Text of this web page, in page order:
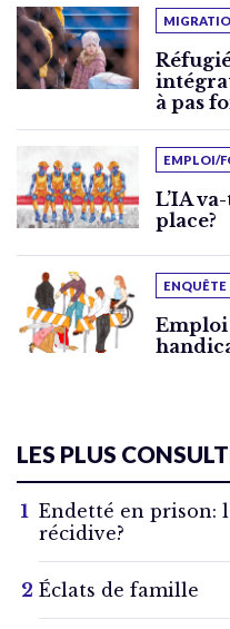
à pas
EMPLOI/
L’IA
place?
ENQUÊTE
LES PLUS
Endetté en prison:
récidive?
Éclats de famille